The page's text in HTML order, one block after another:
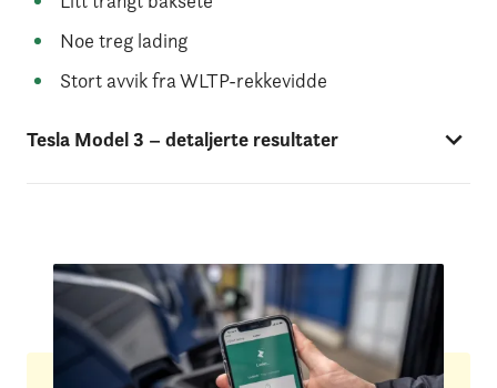
Noe treg lading
Stort avvik fra WLTP-rekkevidde
Tesla Model 3 – detaljerte resultater